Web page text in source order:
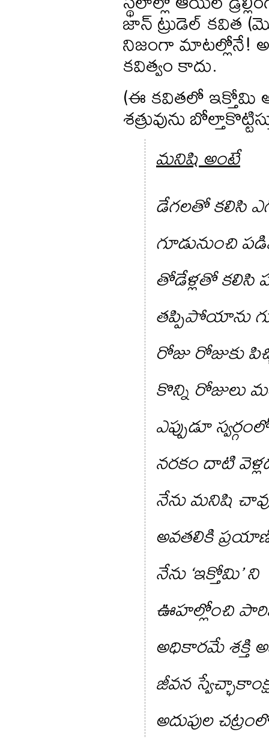
జాన్ ట్రుడెల్ కవిత
నిజంగా మాటల్లోనే!
కవిత్వం కాదు.
(ఈ కవితలో ఇక్తోమి
శత్రువును
మనిషి అంటే
డేగలతో కలిసి
గూడునుంచి
తోడేళ్లతో కలిసి
తప్పిపోయాను
రోజు రోజుకు
కొన్ని
ఎప్పుడూ
నరకం దాటి
నేను మనిషి చావు
అవతలికి
నేను ‘ఇక్తోమి’ ని
ఊహల్లోంచి
అధికారమే శక్తి
జీవన
అదుపుల